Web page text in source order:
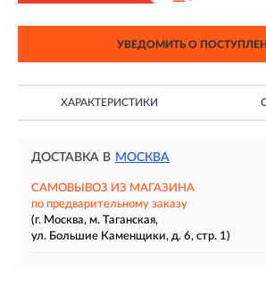
УВЕДОМИТЬ О
ХАРАКТЕРИСТИКИ
ДОСТАВКА В МОСКВА
САМОВЫВОЗ ИЗ МАГАЗИНА
по предварительному заказу
(г. Москва, м. Таганская,
ул. Большие Каменщики, д. 6, стр. 1)